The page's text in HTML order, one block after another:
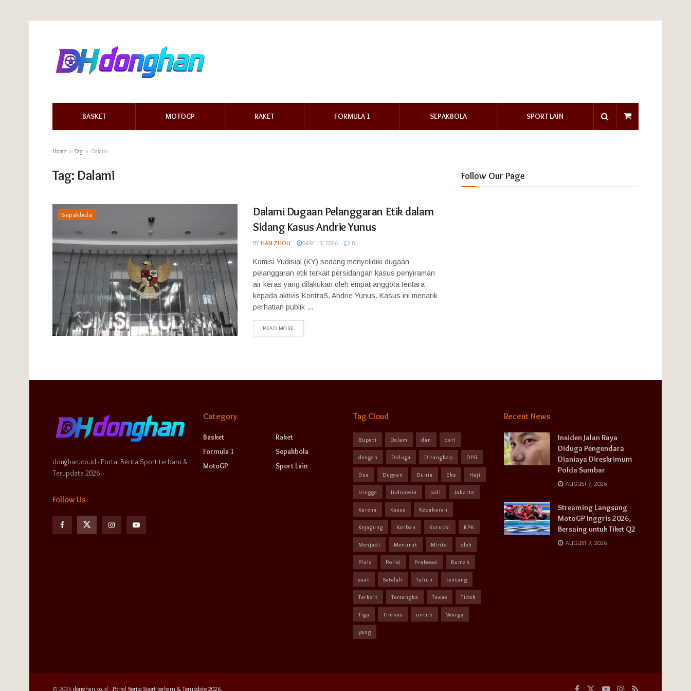
BASKET MOTOGP RAKET FORMULA 1 SEPAKBOLA SPORT LAIN
Home Tag Dalami
Tag: Dalami
Sepakbola
Dalami Dugaan Pelanggaran Etik dalam
Sidang Kasus Andrie Yunus
BY HAN ZHOU MAY 13, 2026 0
Komisi Yudisial (KY) sedang menyelidiki dugaan
pelanggaran etik terkait persidangan kasus penyiraman
air keras yang dilakukan oleh empat anggota tentara
kepada aktivis KontraS, Andrie Yunus. Kasus ini menarik
perhatian publik ...
READ MORE
Follow Our Page
donghan.co.id - Portal Berita Sport terbaru &
Terupdate 2026
Follow Us
Category
Basket
Formula 1
MotoGP
Raket
Sepakbola
Sport Lain
Tag Cloud
Bupati Dalam dan dari
dengan Diduga Ditangkap DPR
Dua Dugaan Dunia Eks Haji
Hingga Indonesia Jadi Jakarta
Karena Kasus Kebakaran
Kejagung Korban Korupsi KPK
Menjadi Menurut Minta oleh
Piala Polisi Prabowo Rumah
saat Setelah Tahun tentang
Terkait Tersangka Tewas Tidak
Tiga Timnas untuk Warga
yang
Recent News
Insiden Jalan Raya
Diduga Pengendara
Dianiaya Direskrimum
Polda Sumbar
AUGUST 7, 2026
Streaming Langsung
MotoGP Inggris 2026,
Bersaing untuk Tiket Q2
AUGUST 7, 2026
© 2026 donghan.co.id - Portal Berita Sport terbaru & Terupdate 2026.